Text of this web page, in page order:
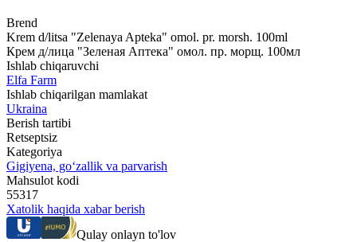
Brend
Krem d/litsa "Zelenaya Apteka" omol. pr. morsh. 100ml
Крем д/лица "Зеленая Аптека" омол. пр. морщ. 100мл
Ishlab chiqaruvchi
Elfa Farm
Ishlab chiqarilgan mamlakat
Ukraina
Berish tartibi
Retseptsiz
Kategoriya
Gigiyena, go‘zallik va parvarish
Mahsulot kodi
55317
Xatolik haqida xabar berish
Qulay onlayn to'lov